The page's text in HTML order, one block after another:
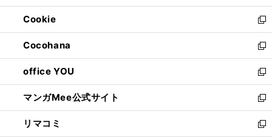
開
く
ウ
で
開
く
ン
ド
ウ
で
開
く
ウ
ィ
ン
ド
ウ
で
開
く
Cookie
新
し
い
ウ
ィ
ン
ド
ウ
で
Cocohana
新
し
い
ウ
ィ
ン
ド
office YOU
新
し
い
ウ
ィ
マンガMee公式サイト
新
し
い
リマコミ
新